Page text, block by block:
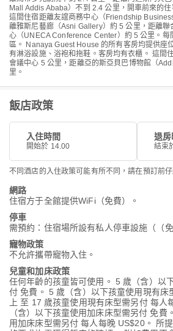
Mall Addis Ababa）不到 2.4 公里，開車前來的住
這間住宿距離友誼商務中心（Friendship
離雅斯尼藝廊（Asni Gallery）約 5 公里，距離聯
心（UNECA Conference Center）約 5 公里。每
區。 Nanaya Guest House 的所有客房均提供座
有淋浴設施、浴袍和拖鞋。客房均有衣櫃。 這間
會議中心 5 公里，距離亞的斯亞貝巴博物館（
里。
飯店政策
入住時間
開始於 14.00
退房
結束
不同酒店的入住政策可能有所不同，請在預訂前仔
網路
住宿方于全館提供WiFi（免費）。
停車
需預約：住宿場所設有私人停車設施（（
寵物政策
不允許攜帶寵物入住。
兒童和加床政策
任何年齡的孩童皆可使用。 5 歲（含）以
付 免費。 5 歲（含）以下孩童使用現有床
上 至 17 歲孩童使用現有床型需另付 每人
（含）以下孩童使用加床床型需另付 免費
用加床床型需另付 每人每晚 US$20。 所